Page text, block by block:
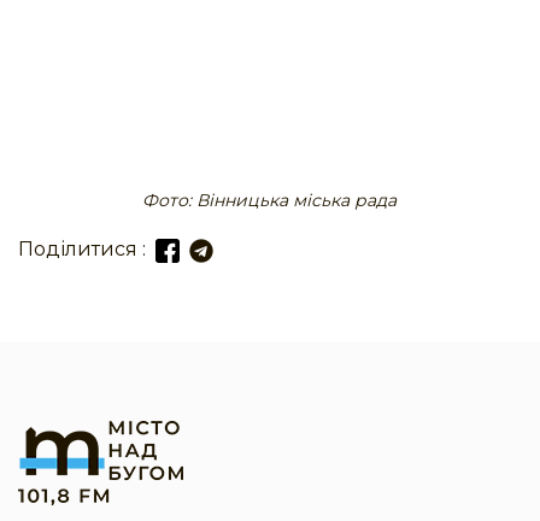
Фото: Вінницька міська рада
Поділитися :